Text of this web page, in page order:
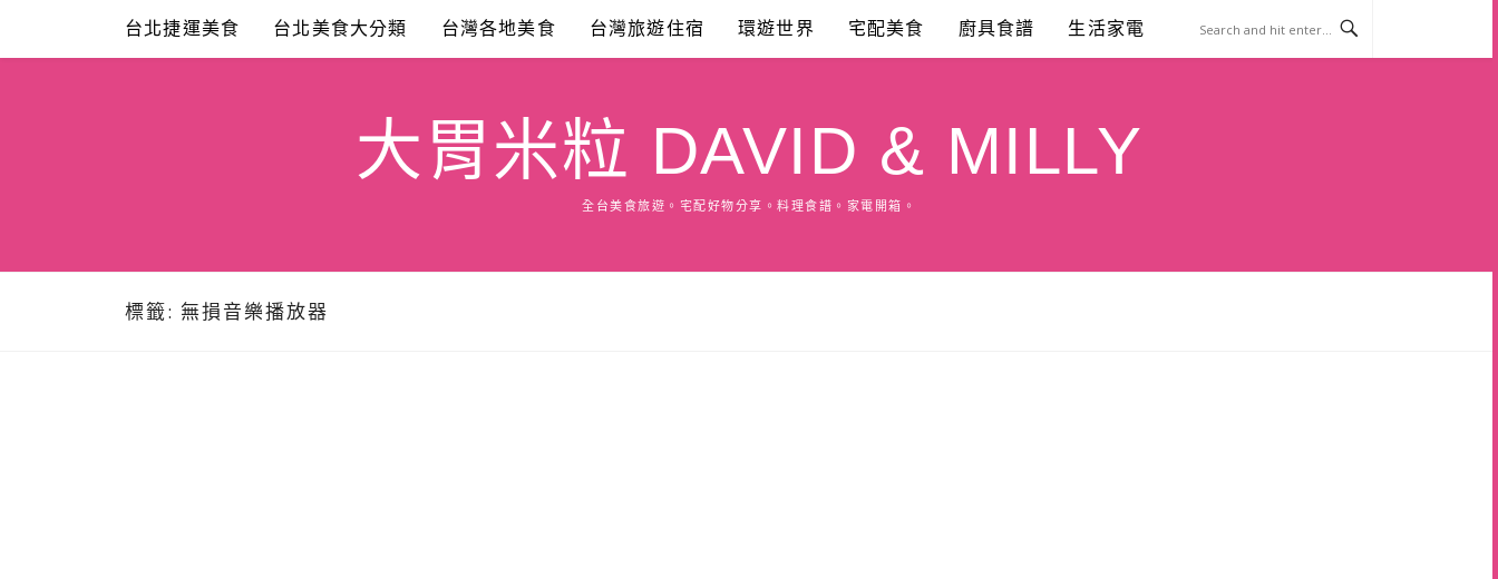
content
台北捷運美食 台北美食大分類 台灣各地美食 台灣旅遊住宿 環遊世界 宅配美食 廚具食譜 生活家電
大胃米粒 DAVID & MILLY
全台美食旅遊。宅配好物分享。料理食譜。家電開箱。
標籤: 無損音樂播放器